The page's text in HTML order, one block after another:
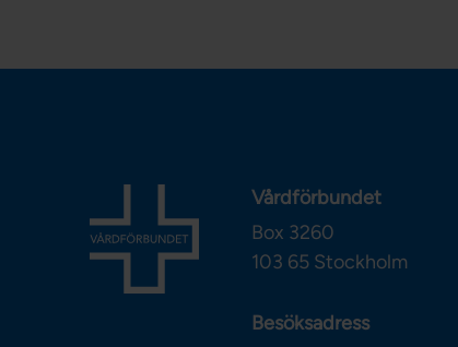
Vårdförbundet
Box 3260
103 65 Stockholm
Besöksadress